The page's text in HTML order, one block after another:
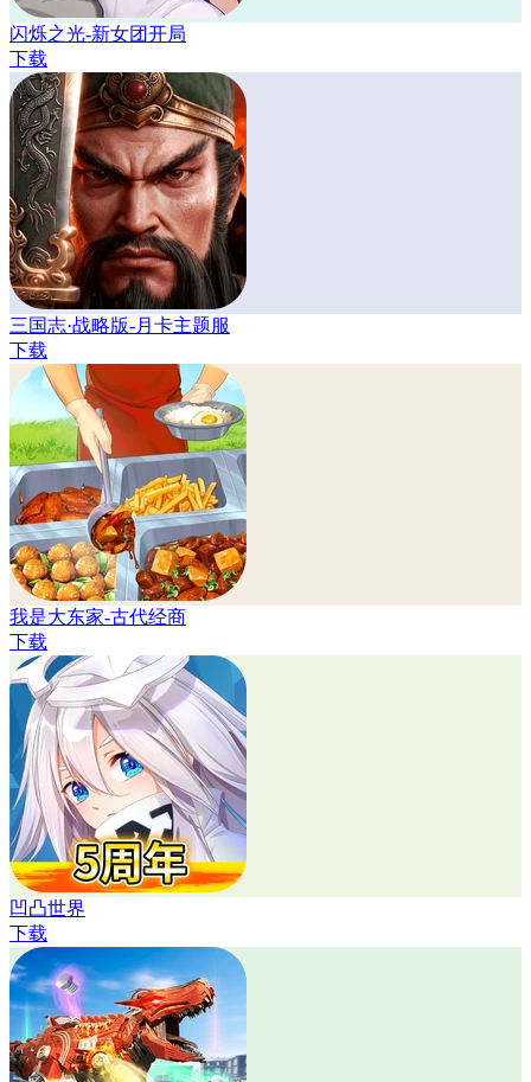
闪烁之光-新女团开局
下载
三国志·战略版-月卡主题服
下载
我是大东家-古代经商
下载
凹凸世界
下载